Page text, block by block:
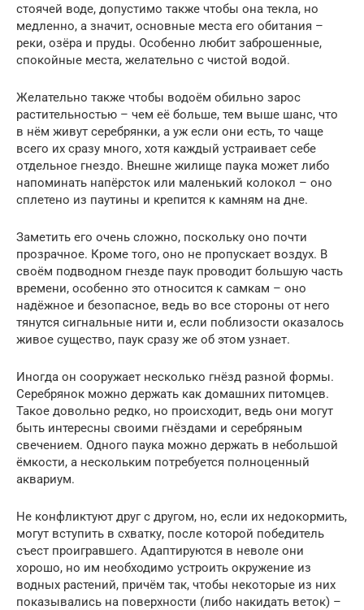
стоячей воде, допустимо также чтобы она текла, но
медленно, а значит, основные места его обитания –
реки, озёра и пруды. Особенно любит заброшенные,
спокойные места, желательно с чистой водой.
Желательно также чтобы водоём обильно зарос
растительностью – чем её больше, тем выше шанс, что
в нём живут серебрянки, а уж если они есть, то чаще
всего их сразу много, хотя каждый устраивает себе
отдельное гнездо. Внешне жилище паука может либо
напоминать напёрсток или маленький колокол – оно
сплетено из паутины и крепится к камням на дне.
Заметить его очень сложно, поскольку оно почти
прозрачное. Кроме того, оно не пропускает воздух. В
своём подводном гнезде паук проводит большую часть
времени, особенно это относится к самкам – оно
надёжное и безопасное, ведь во все стороны от него
тянутся сигнальные нити и, если поблизости оказалось
живое существо, паук сразу же об этом узнает.
Иногда он сооружает несколько гнёзд разной формы.
Серебрянок можно держать как домашних питомцев.
Такое довольно редко, но происходит, ведь они могут
быть интересны своими гнёздами и серебряным
свечением. Одного паука можно держать в небольшой
ёмкости, а нескольким потребуется полноценный
аквариум.
Не конфликтуют друг с другом, но, если их недокормить,
могут вступить в схватку, после которой победитель
съест проигравшего. Адаптируются в неволе они
хорошо, но им необходимо устроить окружение из
водных растений, причём так, чтобы некоторые из них
показывались на поверхности (либо накидать веток) –